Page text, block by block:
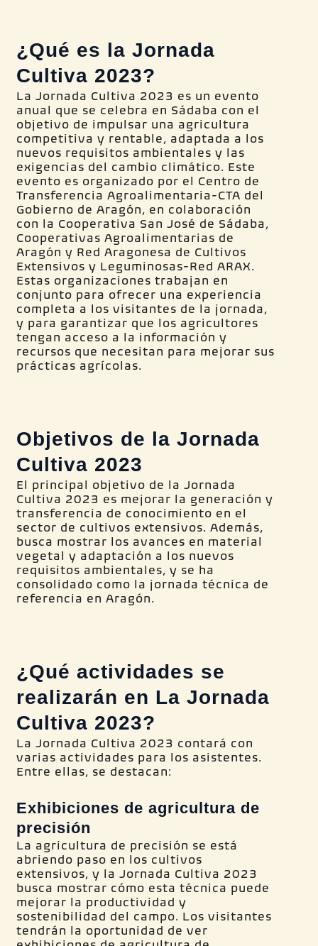
¿Qué es la Jornada
Cultiva 2023?
La Jornada Cultiva 2023 es un evento
anual que se celebra en Sádaba con el
objetivo de impulsar una agricultura
competitiva y rentable, adaptada a los
nuevos requisitos ambientales y las
exigencias del cambio climático. Este
evento es organizado por el Centro de
Transferencia Agroalimentaria-CTA del
Gobierno de Aragón, en colaboración
con la Cooperativa San José de Sádaba,
Cooperativas Agroalimentarias de
Aragón y Red Aragonesa de Cultivos
Extensivos y Leguminosas-Red ARAX.
Estas organizaciones trabajan en
conjunto para ofrecer una experiencia
completa a los visitantes de la jornada,
y para garantizar que los agricultores
tengan acceso a la información y
recursos que necesitan para mejorar sus
prácticas agrícolas.
Objetivos de la Jornada
Cultiva 2023
El principal objetivo de la Jornada
Cultiva 2023 es mejorar la generación y
transferencia de conocimiento en el
sector de cultivos extensivos. Además,
busca mostrar los avances en material
vegetal y adaptación a los nuevos
requisitos ambientales, y se ha
consolidado como la jornada técnica de
referencia en Aragón.
¿Qué actividades se
realizarán en La Jornada
Cultiva 2023?
La Jornada Cultiva 2023 contará con
varias actividades para los asistentes.
Entre ellas, se destacan:
Exhibiciones de agricultura de
precisión
La agricultura de precisión se está
abriendo paso en los cultivos
extensivos, y la Jornada Cultiva 2023
busca mostrar cómo esta técnica puede
mejorar la productividad y
sostenibilidad del campo. Los visitantes
tendrán la oportunidad de ver